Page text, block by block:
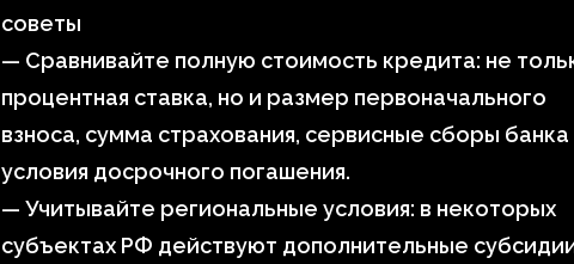
советы
— Сравнивайте полную стоимость кредита: не
процентная ставка, но и размер первоначального
взноса, сумма страхования, сервисные сборы банка
условия досрочного погашения.
— Учитывайте региональные условия: в некоторых
субъектах РФ действуют дополнительные